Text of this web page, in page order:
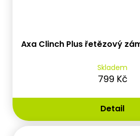
Skladem
799 Kč
Detail